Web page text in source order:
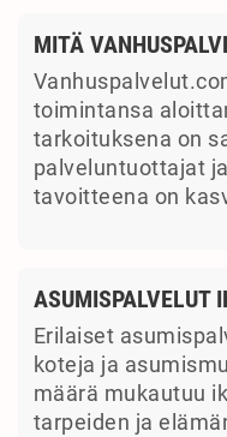
MITÄ
toimintansa
tarkoituksena on
palveluntuottajat
tavoitteena on
ASUMISPALVELUT
Erilaiset
koteja ja
määrä mukautuu
tarpeiden ja